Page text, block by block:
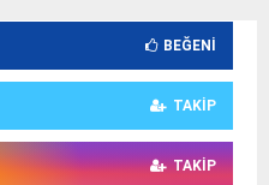
BEĞENI
TAKIP
TAKIP